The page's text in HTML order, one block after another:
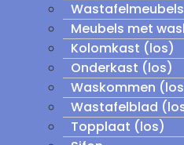
Wastafelmeubels
Meubels met
Kolomkast (los)
Onderkast (los)
Waskommen
Wastafelblad
Topplaat (los)